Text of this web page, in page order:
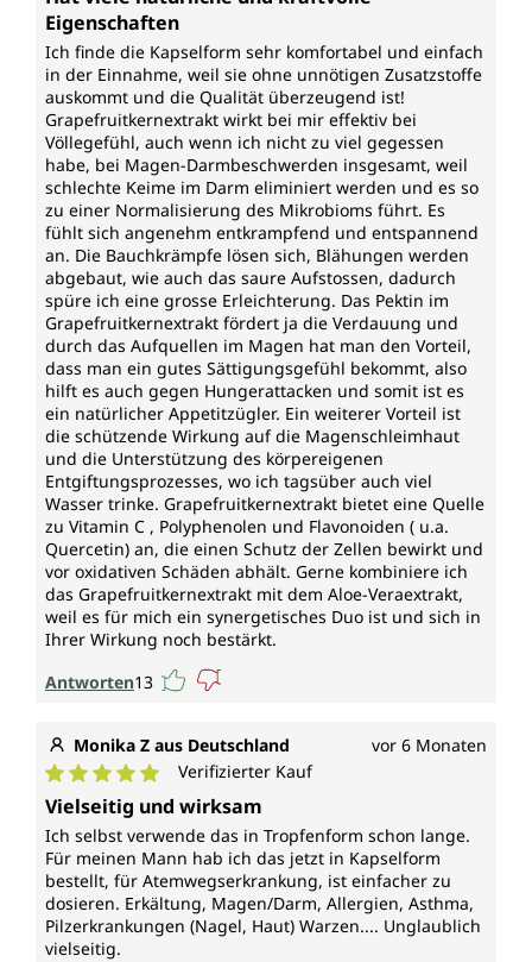
Eigenschaften
Ich finde die Kapselform sehr komfortabel und einfach
in der Einnahme, weil sie ohne unnötigen Zusatzstoffe
auskommt und die Qualität überzeugend ist!
Grapefruitkernextrakt wirkt bei mir effektiv bei
Völlegefühl, auch wenn ich nicht zu viel gegessen
habe, bei Magen-Darmbeschwerden insgesamt, weil
schlechte Keime im Darm eliminiert werden und es so
zu einer Normalisierung des Mikrobioms führt. Es
fühlt sich angenehm entkrampfend und entspannend
an. Die Bauchkrämpfe lösen sich, Blähungen werden
abgebaut, wie auch das saure Aufstossen, dadurch
spüre ich eine grosse Erleichterung. Das Pektin im
Grapefruitkernextrakt fördert ja die Verdauung und
durch das Aufquellen im Magen hat man den Vorteil,
dass man ein gutes Sättigungsgefühl bekommt, also
hilft es auch gegen Hungerattacken und somit ist es
ein natürlicher Appetitzügler. Ein weiterer Vorteil ist
die schützende Wirkung auf die Magenschleimhaut
und die Unterstützung des körpereigenen
Entgiftungsprozesses, wo ich tagsüber auch viel
Wasser trinke. Grapefruitkernextrakt bietet eine Quelle
zu Vitamin C , Polyphenolen und Flavonoiden ( u.a.
Quercetin) an, die einen Schutz der Zellen bewirkt und
vor oxidativen Schäden abhält. Gerne kombiniere ich
das Grapefruitkernextrakt mit dem Aloe-Veraextrakt,
weil es für mich ein synergetisches Duo ist und sich in
Ihrer Wirkung noch bestärkt.
Antworten13
Monika Z aus Deutschland vor 6 Monaten
Durchschnittliche Bewertung von 5 von 5 Sternen
Verifizierter Kauf
Vielseitig und wirksam
Ich selbst verwende das in Tropfenform schon lange.
Für meinen Mann hab ich das jetzt in Kapselform
bestellt, für Atemwegserkrankung, ist einfacher zu
dosieren. Erkältung, Magen/Darm, Allergien, Asthma,
Pilzerkrankungen (Nagel, Haut) Warzen.... Unglaublich
vielseitig.